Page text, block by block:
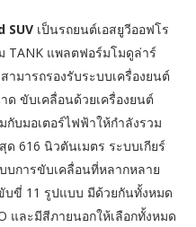
SUVเป็นรถยนต์เอสยูวีออฟโร
TANK แพลตฟอร์มโมดูล่าร์
มารถรองรับระบบเครื่องยนต์
ขับเคลื่อนด้วยเครื่องยนต์
บมอเตอร์ไฟฟ้าให้กำลังรวม
616 นิวตันเมตร ระบบเกียร์
บการขับเคลื่อนที่หลากหลาย
ขี่ 11 รูปแบบ มีด้วยกันทั้งหมด
และมีสีภายนอกให้เลือกทั้งหมด